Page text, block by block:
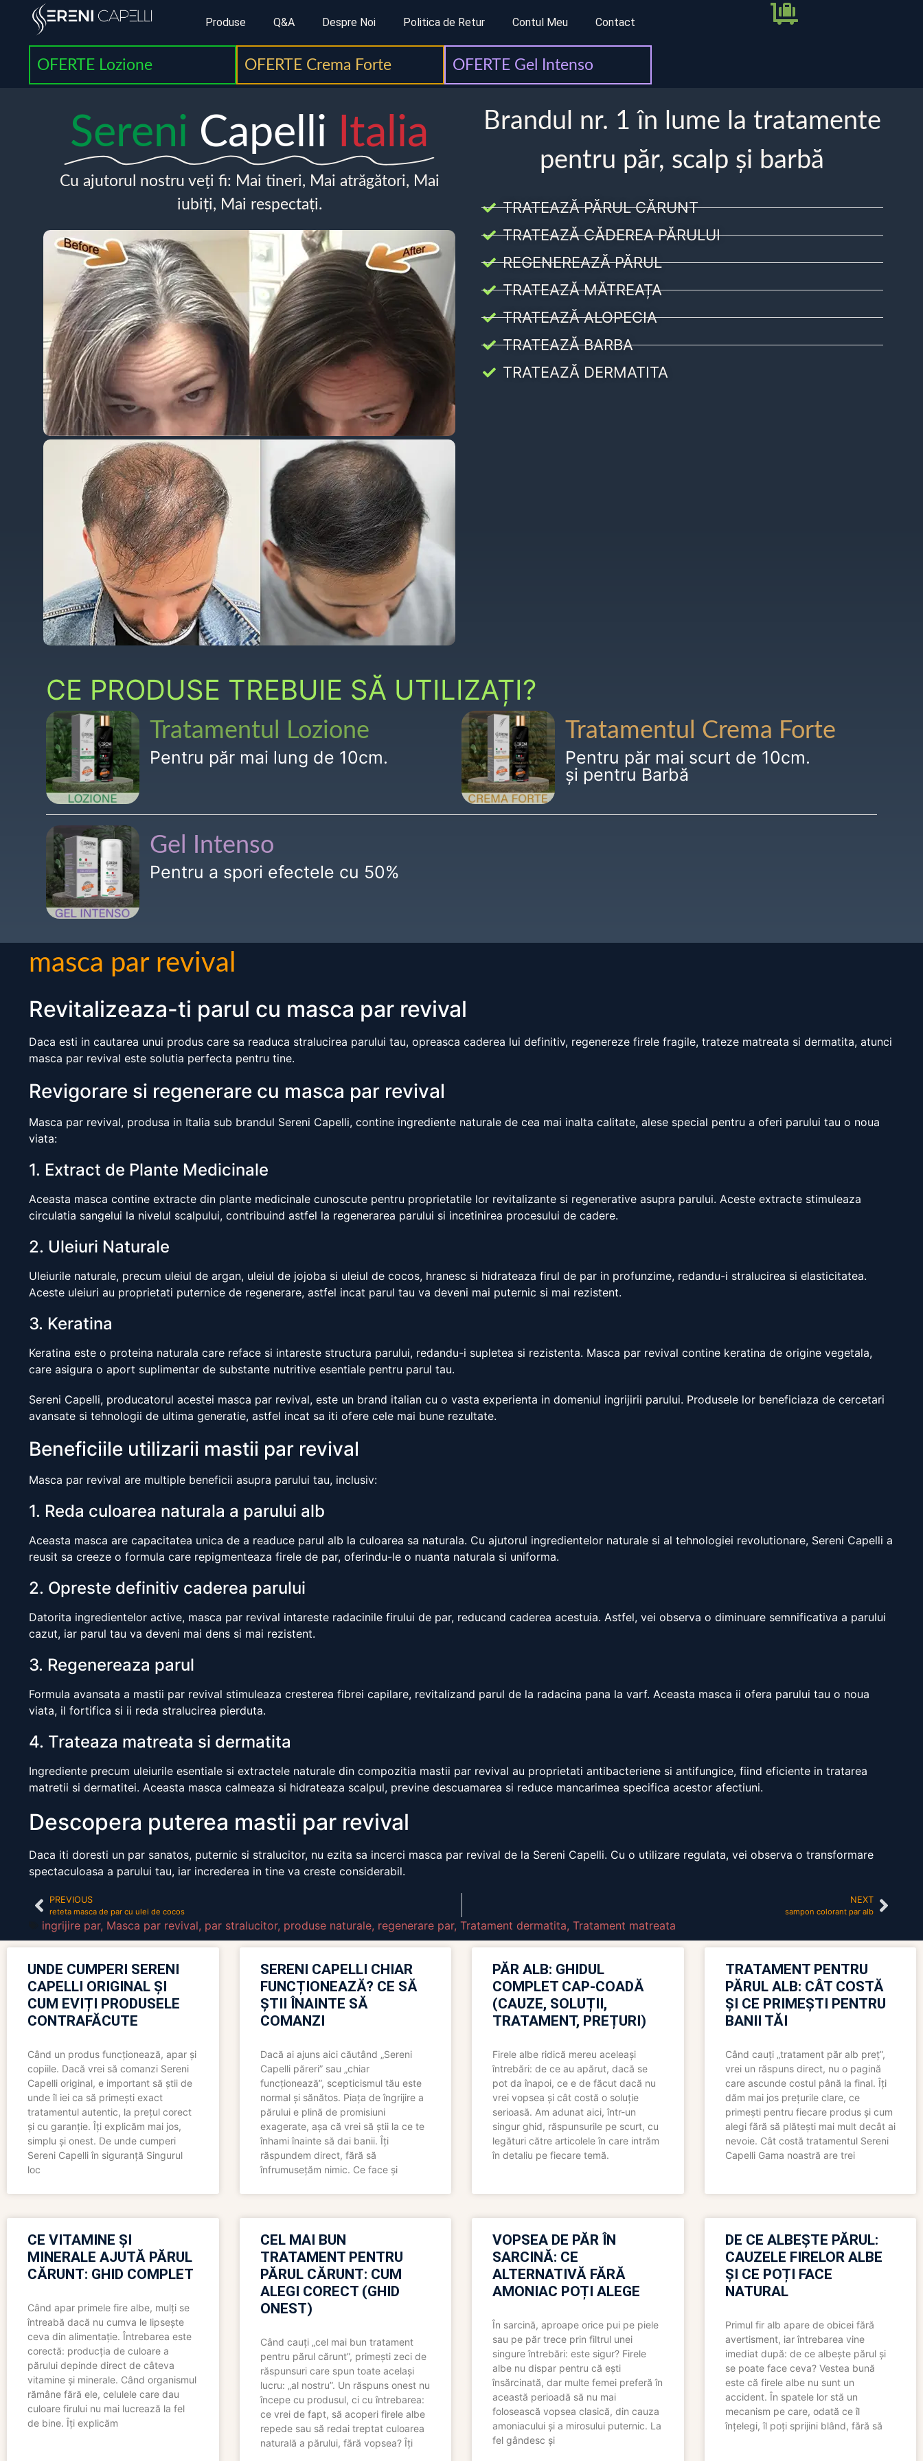
Produse Q&A Despre Noi Politica de Retur Contul Meu Contact
OFERTE Lozione OFERTE Crema Forte OFERTE Gel Intenso
Sereni Capelli Italia
Cu ajutorul nostru veți fi: Mai tineri, Mai atrăgători, Mai
iubiți, Mai respectați.
Brandul nr. 1 în lume la tratamente
pentru păr, scalp și barbă
TRATEAZĂ PĂRUL CĂRUNT
TRATEAZĂ CĂDEREA PĂRULUI
REGENEREAZĂ PĂRUL
TRATEAZĂ MĂTREAȚA
TRATEAZĂ ALOPECIA
TRATEAZĂ BARBA
TRATEAZĂ DERMATITA
CE PRODUSE TREBUIE SĂ UTILIZAȚI?
Tratamentul Lozione
Pentru păr mai lung de 10cm.
Tratamentul Crema Forte
Pentru păr mai scurt de 10cm.
și pentru Barbă
Gel Intenso
Pentru a spori efectele cu 50%
masca par revival
Revitalizeaza-ti parul cu masca par revival
Daca esti in cautarea unui produs care sa readuca stralucirea parului tau, opreasca caderea lui definitiv, regenereze firele fragile, trateze matreata si dermatita, atunci
masca par revival este solutia perfecta pentru tine.
Revigorare si regenerare cu masca par revival
Masca par revival, produsa in Italia sub brandul Sereni Capelli, contine ingrediente naturale de cea mai inalta calitate, alese special pentru a oferi parului tau o noua
viata:
1. Extract de Plante Medicinale
Aceasta masca contine extracte din plante medicinale cunoscute pentru proprietatile lor revitalizante si regenerative asupra parului. Aceste extracte stimuleaza
circulatia sangelui la nivelul scalpului, contribuind astfel la regenerarea parului si incetinirea procesului de cadere.
2. Uleiuri Naturale
Uleiurile naturale, precum uleiul de argan, uleiul de jojoba si uleiul de cocos, hranesc si hidrateaza firul de par in profunzime, redandu-i stralucirea si elasticitatea.
Aceste uleiuri au proprietati puternice de regenerare, astfel incat parul tau va deveni mai puternic si mai rezistent.
3. Keratina
Keratina este o proteina naturala care reface si intareste structura parului, redandu-i supletea si rezistenta. Masca par revival contine keratina de origine vegetala,
care asigura o aport suplimentar de substante nutritive esentiale pentru parul tau.
Sereni Capelli, producatorul acestei masca par revival, este un brand italian cu o vasta experienta in domeniul ingrijirii parului. Produsele lor beneficiaza de cercetari
avansate si tehnologii de ultima generatie, astfel incat sa iti ofere cele mai bune rezultate.
Beneficiile utilizarii mastii par revival
Masca par revival are multiple beneficii asupra parului tau, inclusiv:
1. Reda culoarea naturala a parului alb
Aceasta masca are capacitatea unica de a readuce parul alb la culoarea sa naturala. Cu ajutorul ingredientelor naturale si al tehnologiei revolutionare, Sereni Capelli a
reusit sa creeze o formula care repigmenteaza firele de par, oferindu-le o nuanta naturala si uniforma.
2. Opreste definitiv caderea parului
Datorita ingredientelor active, masca par revival intareste radacinile firului de par, reducand caderea acestuia. Astfel, vei observa o diminuare semnificativa a parului
cazut, iar parul tau va deveni mai dens si mai rezistent.
3. Regenereaza parul
Formula avansata a mastii par revival stimuleaza cresterea fibrei capilare, revitalizand parul de la radacina pana la varf. Aceasta masca ii ofera parului tau o noua
viata, il fortifica si ii reda stralucirea pierduta.
4. Trateaza matreata si dermatita
Ingrediente precum uleiurile esentiale si extractele naturale din compozitia mastii par revival au proprietati antibacteriene si antifungice, fiind eficiente in tratarea
matretii si dermatitei. Aceasta masca calmeaza si hidrateaza scalpul, previne descuamarea si reduce mancarimea specifica acestor afectiuni.
Descopera puterea mastii par revival
Daca iti doresti un par sanatos, puternic si stralucitor, nu ezita sa incerci masca par revival de la Sereni Capelli. Cu o utilizare regulata, vei observa o transformare
spectaculoasa a parului tau, iar increderea in tine va creste considerabil.
PREVIOUS
reteta masca de par cu ulei de cocos
NEXT
sampon colorant par alb
ingrijire par, Masca par revival, par stralucitor, produse naturale, regenerare par, Tratament dermatita, Tratament matreata
UNDE CUMPERI SERENI
CAPELLI ORIGINAL ȘI
CUM EVIȚI PRODUSELE
CONTRAFĂCUTE
Când un produs funcționează, apar și
copiile. Dacă vrei să comanzi Sereni
Capelli original, e important să știi de
unde îl iei ca să primești exact
tratamentul autentic, la prețul corect
și cu garanție. Îți explicăm mai jos,
simplu și onest. De unde cumperi
Sereni Capelli în siguranță Singurul
loc
SERENI CAPELLI CHIAR
FUNCȚIONEAZĂ? CE SĂ
ȘTII ÎNAINTE SĂ
COMANZI
Dacă ai ajuns aici căutând „Sereni
Capelli păreri” sau „chiar
funcționează”, scepticismul tău este
normal și sănătos. Piața de îngrijire a
părului e plină de promisiuni
exagerate, așa că vrei să știi la ce te
înhami înainte să dai banii. Îți
răspundem direct, fără să
înfrumusețăm nimic. Ce face și
PĂR ALB: GHIDUL
COMPLET CAP-COADĂ
(CAUZE, SOLUȚII,
TRATAMENT, PREȚURI)
Firele albe ridică mereu aceleași
întrebări: de ce au apărut, dacă se
pot da înapoi, ce e de făcut dacă nu
vrei vopsea și cât costă o soluție
serioasă. Am adunat aici, într-un
singur ghid, răspunsurile pe scurt, cu
legături către articolele în care intrăm
în detaliu pe fiecare temă.
TRATAMENT PENTRU
PĂRUL ALB: CÂT COSTĂ
ȘI CE PRIMEȘTI PENTRU
BANII TĂI
Când cauți „tratament păr alb preț”,
vrei un răspuns direct, nu o pagină
care ascunde costul până la final. Îți
dăm mai jos prețurile clare, ce
primești pentru fiecare produs și cum
alegi fără să plătești mai mult decât ai
nevoie. Cât costă tratamentul Sereni
Capelli Gama noastră are trei
CE VITAMINE ȘI
MINERALE AJUTĂ PĂRUL
CĂRUNT: GHID COMPLET
Când apar primele fire albe, mulți se
întreabă dacă nu cumva le lipsește
ceva din alimentație. Întrebarea este
corectă: producția de culoare a
părului depinde direct de câteva
vitamine și minerale. Când organismul
rămâne fără ele, celulele care dau
culoare firului nu mai lucrează la fel
de bine. Îți explicăm
CEL MAI BUN
TRATAMENT PENTRU
PĂRUL CĂRUNT: CUM
ALEGI CORECT (GHID
ONEST)
Când cauți „cel mai bun tratament
pentru părul cărunt”, primești zeci de
răspunsuri care spun toate același
lucru: „al nostru”. Un răspuns onest nu
începe cu produsul, ci cu întrebarea:
ce vrei de fapt, să acoperi firele albe
repede sau să redai treptat culoarea
naturală a părului, fără vopsea? Îți
VOPSEA DE PĂR ÎN
SARCINĂ: CE
ALTERNATIVĂ FĂRĂ
AMONIAC POȚI ALEGE
În sarcină, aproape orice pui pe piele
sau pe păr trece prin filtrul unei
singure întrebări: este sigur? Firele
albe nu dispar pentru că ești
însărcinată, dar multe femei preferă în
această perioadă să nu mai
folosească vopsea clasică, din cauza
amoniacului și a mirosului puternic. La
fel gândesc și
DE CE ALBEȘTE PĂRUL:
CAUZELE FIRELOR ALBE
ȘI CE POȚI FACE
NATURAL
Primul fir alb apare de obicei fără
avertisment, iar întrebarea vine
imediat după: de ce albește părul și
se poate face ceva? Vestea bună
este că firele albe nu sunt un
accident. În spatele lor stă un
mecanism pe care, odată ce îl
înțelegi, îl poți sprijini blând, fără să